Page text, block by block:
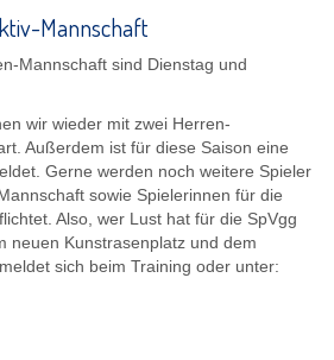
Mannschaft
Mannschaft sind Dienstag und
wir wieder mit zwei Herren-
Außerdem ist für diese Saison eine
Gerne werden noch weitere Spieler
sowie Spielerinnen für die
Also, wer Lust hat für die SpVgg
neuen Kunstrasenplatz und dem
sich beim Training oder unter: